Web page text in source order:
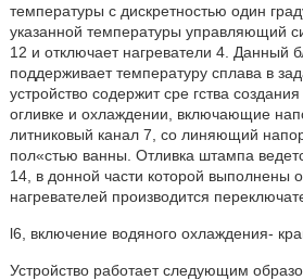
температуры с дискретностью один
указанной температуры управляющий
12 и отключает нагреватели 4. Данный
поддерживает температуру сплава в
устройство содержит сре гства
огливке и охлаждении, включающие
литниковый канал 7, со линяющий
пол«стью ванны. Отливка штампа
14, в донной части которой выполнены
нагревателей производится
l6, включение водяного охлаждения-
Устройство работает следующим